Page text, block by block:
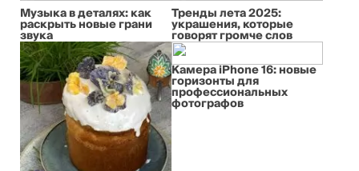
Музыка в деталях: как
раскрыть новые грани
звука
Тренды лета 2025:
украшения, которые
говорят громче слов
Камера iPhone 16: новые
горизонты для
профессиональных
фотографов